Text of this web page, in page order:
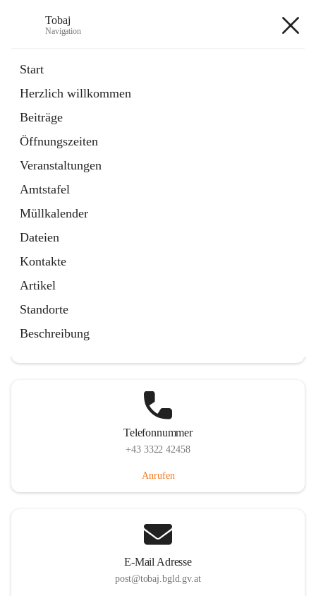
Tobaj
Navigation
Start
Herzlich willkommen
Beiträge
Öffnungszeiten
Veranstaltungen
Amtstafel
Müllkalender
Dateien
Kontakte
Artikel
Standorte
Beschreibung
Externe Webseite
in
Tab
Formulare
2 Schnellzugriffe
Telefonnummer
+43 3322 42458
Anrufen
E-Mail Adresse
post@tobaj.bgld.gv.at